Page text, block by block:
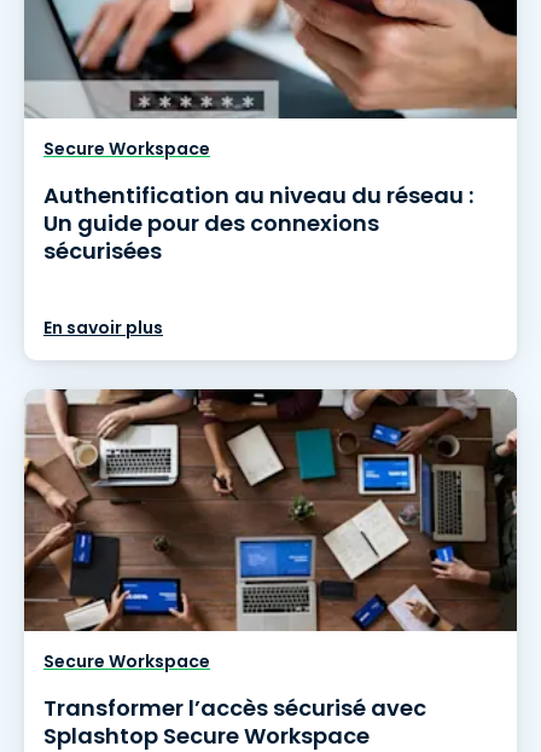
Secure Workspace
Authentification au niveau du réseau :
Un guide pour des connexions
sécurisées
En savoir plus
Secure Workspace
Transformer l’accès sécurisé avec
Splashtop Secure Workspace